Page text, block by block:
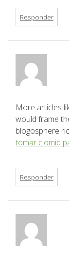
Responder
More articles
would frame
blogosphere
tomar clomid
Responder